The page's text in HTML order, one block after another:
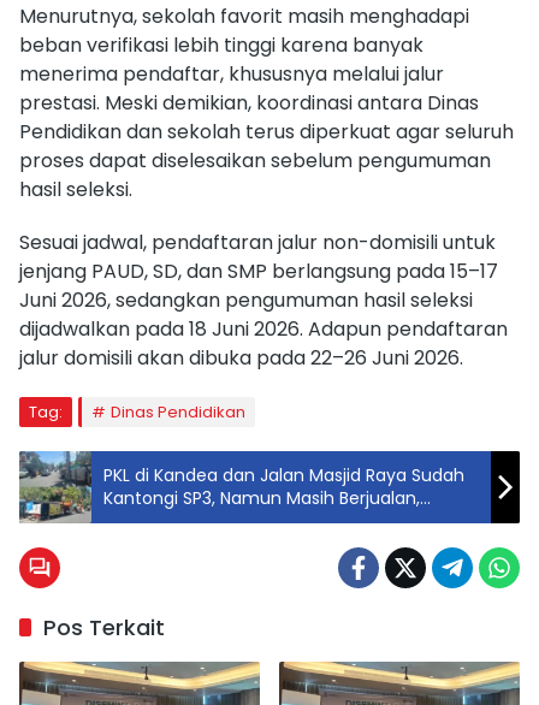
Menurutnya, sekolah favorit masih menghadapi
beban verifikasi lebih tinggi karena banyak
menerima pendaftar, khususnya melalui jalur
prestasi. Meski demikian, koordinasi antara Dinas
Pendidikan dan sekolah terus diperkuat agar seluruh
proses dapat diselesaikan sebelum pengumuman
hasil seleksi.
Sesuai jadwal, pendaftaran jalur non-domisili untuk
jenjang PAUD, SD, dan SMP berlangsung pada 15–17
Juni 2026, sedangkan pengumuman hasil seleksi
dijadwalkan pada 18 Juni 2026. Adapun pendaftaran
jalur domisili akan dibuka pada 22–26 Juni 2026.
Tag: Dinas Pendidikan
PKL di Kandea dan Jalan Masjid Raya Sudah
Kantongi SP3, Namun Masih Berjualan,
Warga Pertanyakan Ketegasan Pemerintah
Pos Terkait